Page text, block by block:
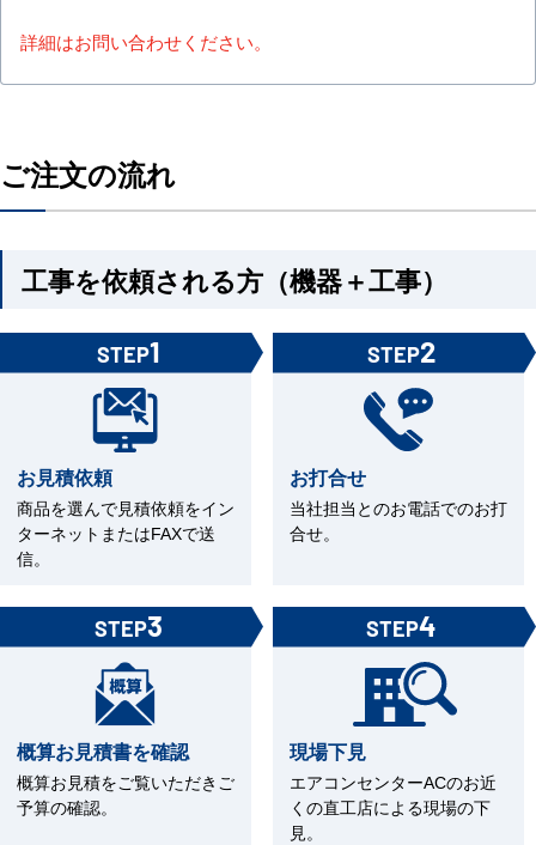
詳細はお問い合わせください。
ご注文の流れ
工事を依頼される方（機器＋工事）
STEP1
お見積依頼
商品を選んで見積依頼をイン
ターネットまたはFAXで送
信。
STEP2
お打合せ
当社担当とのお電話でのお打
合せ。
STEP3
概算お見積書を確認
概算お見積をご覧いただきご
予算の確認。
STEP4
現場下見
エアコンセンターACのお近
くの直工店による現場の下
見。